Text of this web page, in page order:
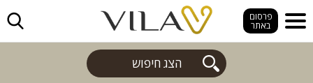
פרסום
באתר
הצג חיפוש
חפש